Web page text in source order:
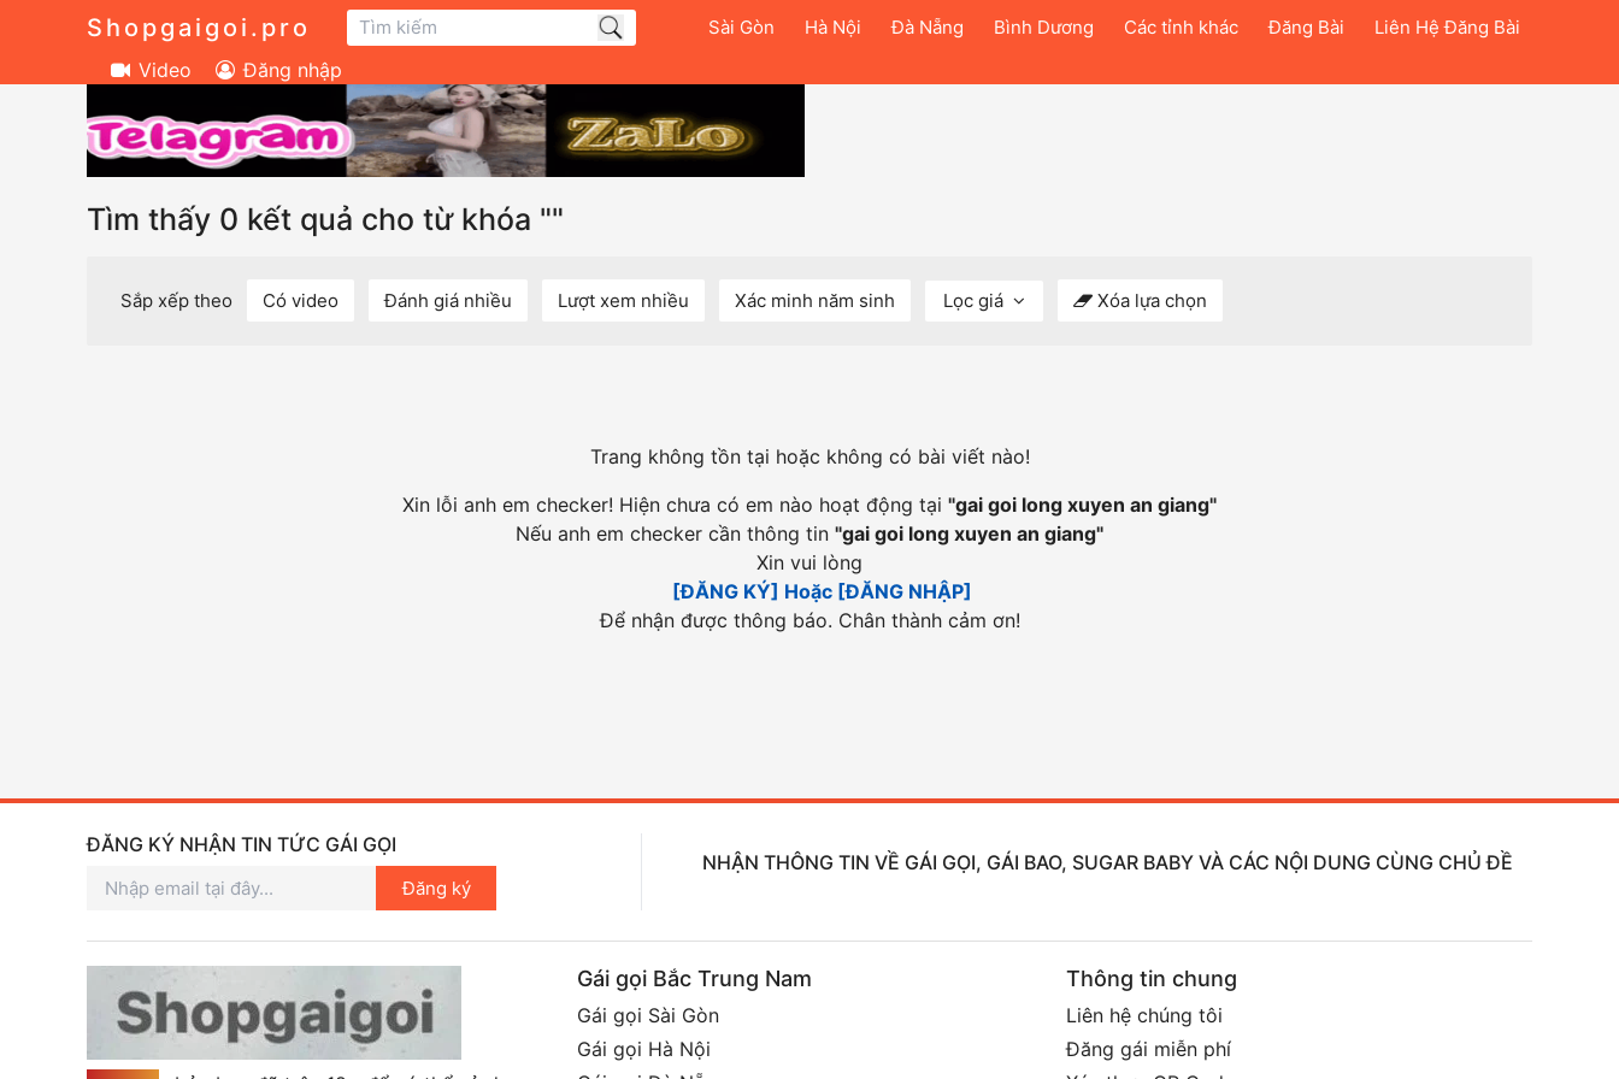
Shopgaigoi.pro Sài Gòn Hà Nội Đà Nẵng Bình Dương Các tỉnh khác Đăng Bài Liên Hệ Đăng Bài
Video Đăng nhập
Tìm thấy 0 kết quả cho từ khóa ""
Sắp xếp theo Có video Đánh giá nhiều Lượt xem nhiều Xác minh năm sinh Lọc giá Xóa lựa chọn
Trang không tồn tại hoặc không có bài viết nào!
Xin lỗi anh em checker! Hiện chưa có em nào hoạt động tại "gai goi long xuyen an giang"
Nếu anh em checker cần thông tin "gai goi long xuyen an giang"
Xin vui lòng
[ĐĂNG KÝ] Hoặc [ĐĂNG NHẬP]
Để nhận được thông báo. Chân thành cảm ơn!
ĐĂNG KÝ NHẬN TIN TỨC GÁI GỌI
Đăng ký
NHẬN THÔNG TIN VỀ GÁI GỌI, GÁI BAO, SUGAR BABY VÀ CÁC NỘI DUNG CÙNG CHỦ ĐỀ
Gái gọi Bắc Trung Nam
Gái gọi Sài Gòn
Gái gọi Hà Nội
Thông tin chung
Liên hệ chúng tôi
Đăng gái miễn phí